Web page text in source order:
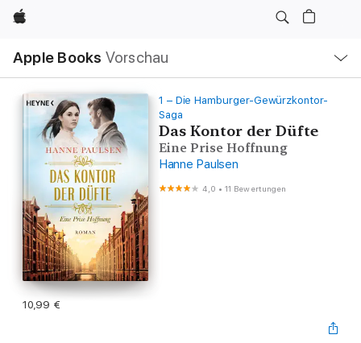
Apple
Apple Books Vorschau
Navigation
Menü
öffnen
1 – Die Hamburger-Gewürzkontor-
Saga
Das Kontor der Düfte
Eine Prise Hoffnung
Hanne Paulsen
4,0 •11 Bewertungen
10,99 €